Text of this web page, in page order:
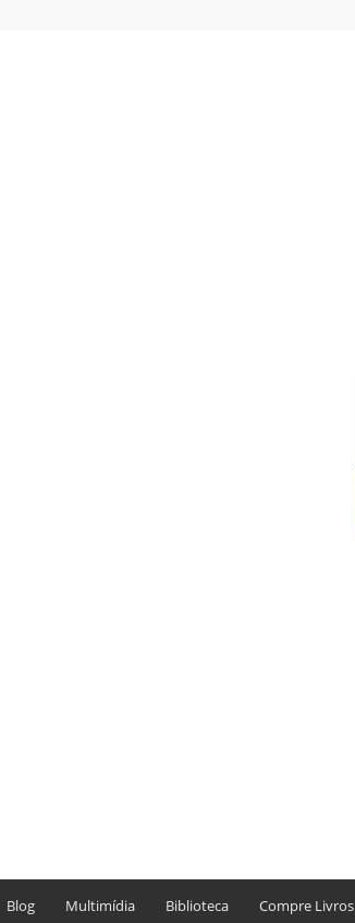
Blog Multimídia Biblioteca Compre Livros